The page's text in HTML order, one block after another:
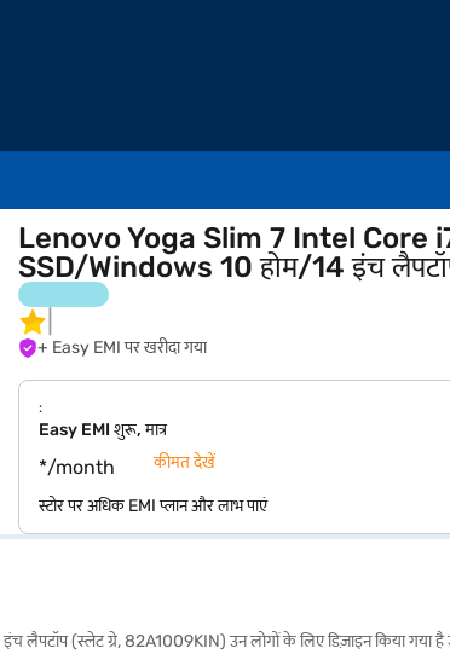
Lenovo Yoga Slim 7 Intel Core
SSD/Windows 10 होम/14 इंच
+ Easy EMI पर खरीदा गया
:
Easy EMI शुरू, मात्र
*/month कीमत देखें
स्टोर पर अधिक EMI प्लान और लाभ पाएं
(स्लेट ग्रे, 82A1009KIN) उन लोगों के लिए डिज़ाइन किया गया है जो